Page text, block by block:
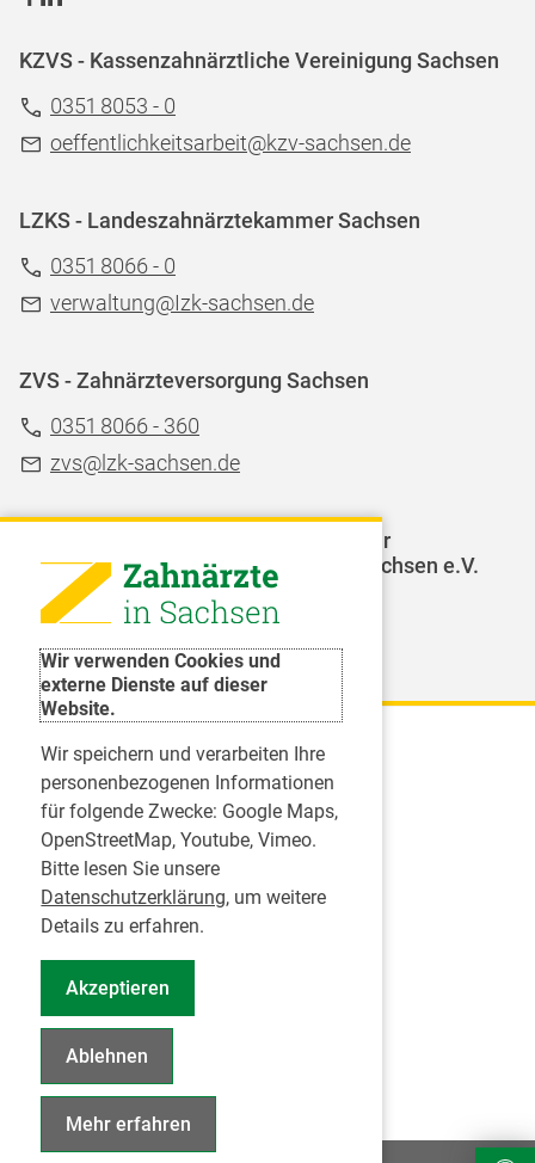
Wir verwenden Cookies und
externe Dienste auf dieser
Website.
Wir speichern und verarbeiten Ihre
personenbezogenen Informationen
für folgende Zwecke: Google Maps,
OpenStreetMap, Youtube, Vimeo.
Bitte lesen Sie unsere
Datenschutzerklärung, um weitere
Details zu erfahren.
Akzeptieren
Ablehnen
Mehr erfahren
KZVS - Kassenzahnärztliche Vereinigung Sachsen
0351 8053 - 0
oeffentlichkeitsarbeit@kzv-sachsen.de
LZKS - Landeszahnärztekammer Sachsen
0351 8066 - 0
verwaltung@Izk-sachsen.de
ZVS - Zahnärzteversorgung Sachsen
0351 8066 - 360
zvs@lzk-sachsen.de
LAGZ - Landesarbeitsgemeinschaft für
Jugendzahnpflege des Freistaates Sachsen e.V.
Karriere
Inserate
Praktikum in einer Zahnarztpraxis
Jobs im Zahnärztehaus
Presse
Pressemitteilungen